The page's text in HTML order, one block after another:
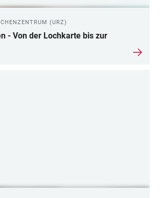
(URZ)
- Von der Lochkarte bis zur